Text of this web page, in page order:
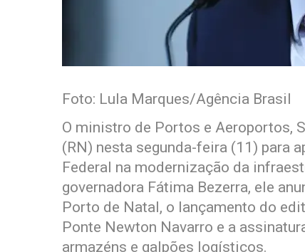
Foto: Lula Marques/Agência Brasil
O ministro de Portos e Aeroportos,
(RN) nesta segunda-feira (11) para
Federal na modernização da
governadora Fátima Bezerra, ele
Porto de Natal, o lançamento do
Ponte Newton Navarro e a
armazéns e galpões logísticos.